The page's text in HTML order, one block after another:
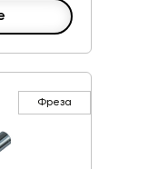
Фреза